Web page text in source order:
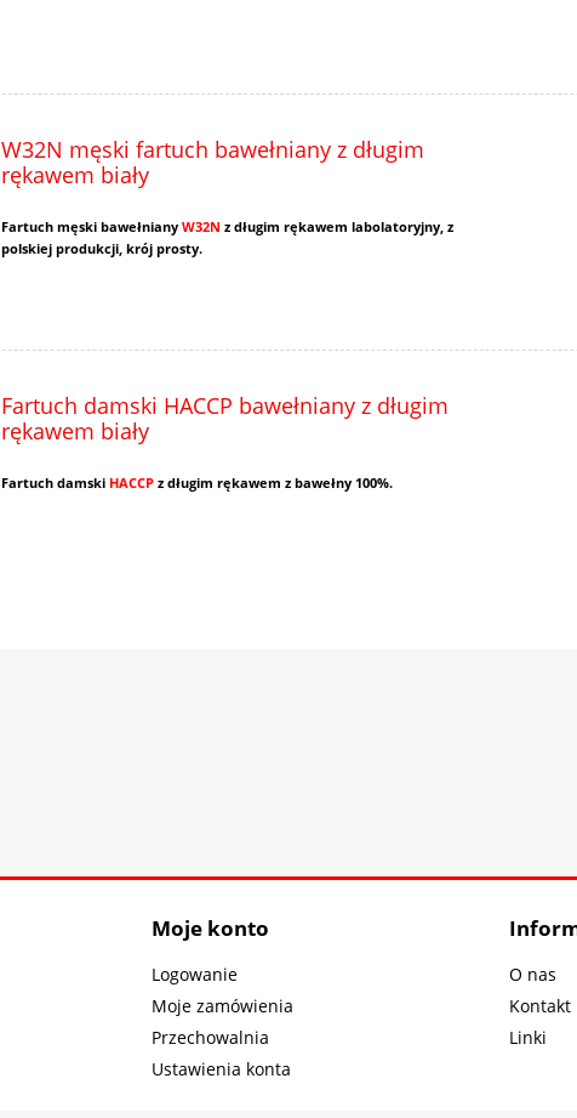
W32N męski fartuch bawełniany z długim
rękawem biały
Fartuch męski bawełniany W32N z długim rękawem labolatoryjny, z
polskiej produkcji, krój prosty.
Fartuch damski HACCP bawełniany z długim
rękawem biały
Fartuch damski HACCP z długim rękawem z bawełny 100%.
Moje konto
Logowanie
Moje zamówienia
Przechowalnia
Ustawienia konta
O nas
Kontakt
Linki